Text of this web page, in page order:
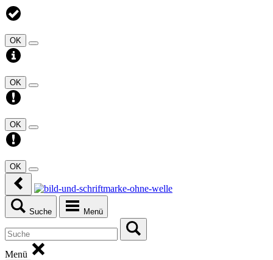
OK
OK
OK
OK
Suche Menü
Menü